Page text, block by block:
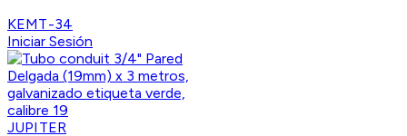
KEMT-34
Iniciar Sesión
JUPITER